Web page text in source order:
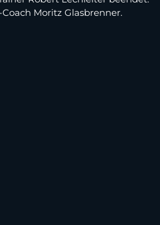
Moritz Glasbrenner.